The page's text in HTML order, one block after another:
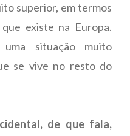
superior, em termos
existe na Europa.
situação muito
se vive no resto do
de que fala,